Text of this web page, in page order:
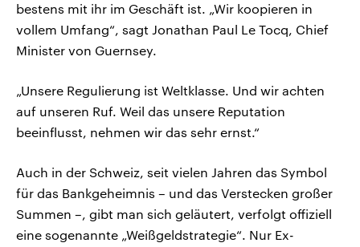
bestens mit ihr im Geschäft ist. „Wir koopieren in
vollem Umfang“, sagt Jonathan Paul Le Tocq, Chief
Minister von Guernsey.
„Unsere Regulierung ist Weltklasse. Und wir achten
auf unseren Ruf. Weil das unsere Reputation
beeinflusst, nehmen wir das sehr ernst.“
Auch in der Schweiz, seit vielen Jahren das Symbol
für das Bankgeheimnis – und das Verstecken großer
Summen –, gibt man sich geläutert, verfolgt offiziell
eine sogenannte „Weißgeldstrategie“. Nur Ex-